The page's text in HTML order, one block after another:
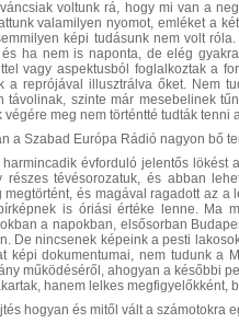
voltunk rá, hogy mi van a
valamilyen nyomot, emléket a
képi tudásunk nem volt
és ha nem is naponta, de elég
vagy aspektusból foglalkoztak a
a reprójával illusztrálva őket. Nem
távolinak, szinte már mesebelinek
végére meg nem történtté tudták tenni
a Szabad Európa Rádió nagyon bő
évforduló jelentős lökést
részes tévésorozatuk, és abban
megtörtént, és magával ragadott az
is óriási értéke lenne. Ma
a napokban, elsősorban
De nincsenek képeink a pesti
képi dokumentumai, nem tudunk a
működéséről, ahogyan a későbbi
hanem lelkes megfigyelőkként,
hogyan és mitől vált a számotokra